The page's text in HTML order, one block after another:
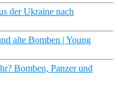
der Ukraine nach
alte Bomben | Young
Bomben, Panzer und